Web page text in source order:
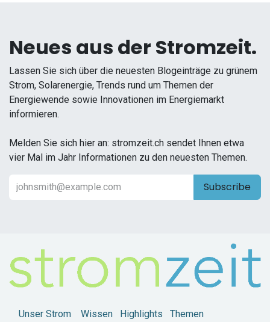
Neues aus der Stromzeit.
Lassen Sie sich über die neuesten Blogeinträge zu grünem
Strom, Solarenergie, Trends rund um Themen der
Energiewende sowie Innovationen im Energiemarkt
informieren.
Melden Sie sich hier an: stromzeit.ch sendet Ihnen etwa
vier Mal im Jahr Informationen zu den neuesten Themen.
Subscribe
Unser Strom Wissen Highlights Themen